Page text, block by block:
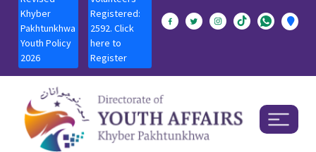
Khyber
Pakhtunkhwa
Youth Policy
2026
Registered:
2592. Click
here to
Register